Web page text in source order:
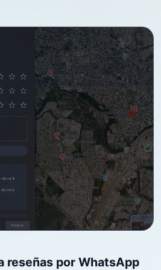
reseñas por WhatsApp